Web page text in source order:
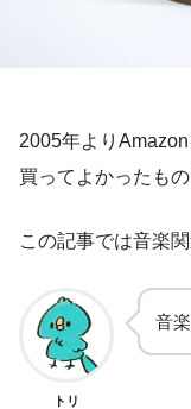
2005年より
買ってよかったも
この記事では音楽
トリ
音